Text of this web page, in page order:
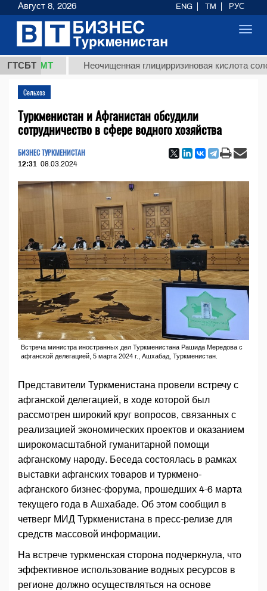
ГТСБТ
ТМТ Неочищенная глицирризиновая кислота
Сельхоз
Туркменистан и Афганистан обсудили
сотрудничество в сфере водного хозяйства
БИЗНЕС ТУРКМЕНИСТАН
12:31 08.03.2024
Встреча министра иностранных дел Туркменистана Рашида Мередова с
афганской делегацией, 5 марта 2024 г., Ашхабад, Туркменистан.
Представители Туркменистана провели встречу с
афганской делегацией, в ходе которой был
рассмотрен широкий круг вопросов, связанных с
реализацией экономических проектов и оказанием
широкомасштабной гуманитарной помощи
афганскому народу. Беседа состоялась в рамках
выставки афганских товаров и туркмено-
афганского бизнес-форума, прошедших 4-6 марта
текущего года в Ашхабаде. Об этом сообщил в
четверг МИД Туркменистана в пресс-релизе для
средств массовой информации.
На встрече туркменская сторона подчеркнула, что
эффективное использование водных ресурсов в
регионе должно осуществляться на основе
Август 8, 2026 ENG TM РУС